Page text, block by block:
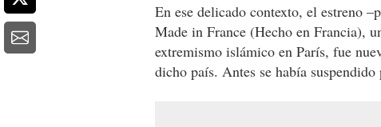
En ese delicado contexto, el estreno
Made in France (Hecho en Francia),
extremismo islámico en París, fue
dicho país. Antes se había